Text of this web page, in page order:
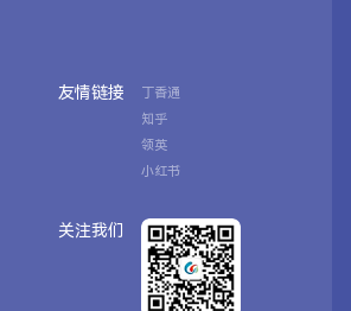
友情链接
丁香通
知乎
领英
小红书
关注我们